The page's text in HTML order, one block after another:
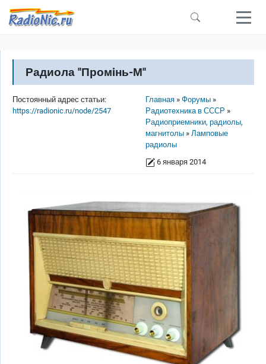
Перейти к основному содержанию
Радиола ''Промiнь-М''
Строка навигации
Главная
Форумы
Радиотехника в СССР
Радиоприемники, радиолы,
магнитолы
Ламповые
радиолы
6 января 2014
Постоянный адрес статьи:
https://radionic.ru/node/2547